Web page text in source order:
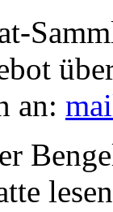
an:
lesen